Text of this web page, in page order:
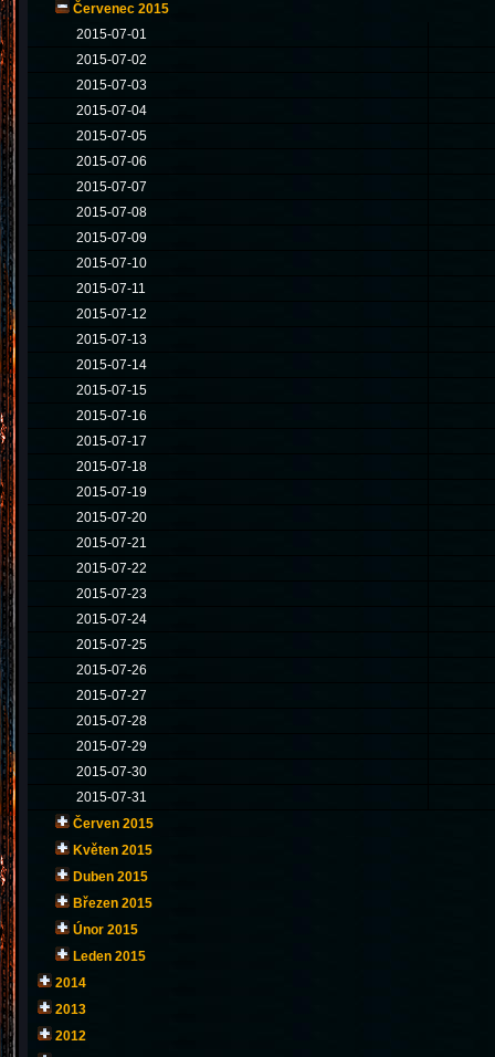
Červenec 2015
2015-07-01
2015-07-02
2015-07-03
2015-07-04
2015-07-05
2015-07-06
2015-07-07
2015-07-08
2015-07-09
2015-07-10
2015-07-11
2015-07-12
2015-07-13
2015-07-14
2015-07-15
2015-07-16
2015-07-17
2015-07-18
2015-07-19
2015-07-20
2015-07-21
2015-07-22
2015-07-23
2015-07-24
2015-07-25
2015-07-26
2015-07-27
2015-07-28
2015-07-29
2015-07-30
2015-07-31
Červen 2015
Květen 2015
Duben 2015
Březen 2015
Únor 2015
Leden 2015
2014
2013
2012